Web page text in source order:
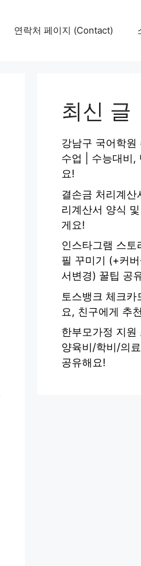
연락처 페이지 (Contact)
최신 글
강남구 국어학원
수업 | 수능대비,
요!
결손금 처리계산
리계산서 양식
게요!
인스타그램 스
필 꾸미기 (+커
서변경) 꿀팁 공
토스뱅크 체크
요, 친구에게 추
한부모가정 지
양육비/학비/의
공유해요!